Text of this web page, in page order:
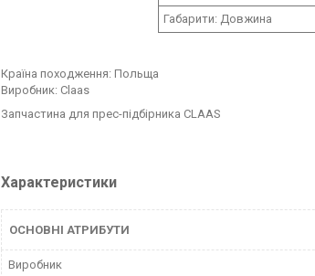
Габарити: Довжина
Країна походження: Польща
Виробник: Claas
Запчастина для прес-підбірника CLAAS
Характеристики
ОСНОВНІ АТРИБУТИ
Виробник